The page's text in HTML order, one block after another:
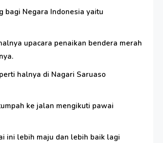
bagi Negara Indonesia yaitu
upacara penaikan bendera merah
halnya di Nagari Saruaso
ke jalan mengikuti pawai
ini lebih maju dan lebih baik lagi